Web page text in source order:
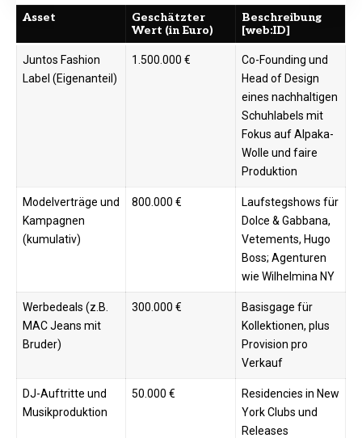
Asset
Geschätzter
Wert (in Euro)
Beschreibung
[web:ID]
Juntos Fashion
Label (Eigenanteil)
1.500.000 €
Co-Founding und
Head of Design
eines nachhaltigen
Schuhlabels mit
Fokus auf Alpaka-
Wolle und faire
Produktion
Modelverträge und
Kampagnen
(kumulativ)
800.000 €
Laufstegshows für
Dolce & Gabbana,
Vetements, Hugo
Boss; Agenturen
wie Wilhelmina NY
Werbedeals (z.B.
MAC Jeans mit
Bruder)
300.000 €
Basisgage für
Kollektionen, plus
Provision pro
Verkauf
DJ-Auftritte und
Musikproduktion
50.000 €
Residencies in New
York Clubs und
Releases